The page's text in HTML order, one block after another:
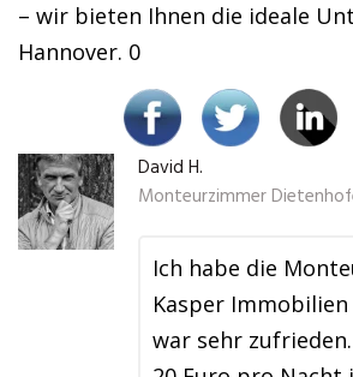
– wir bieten Ihnen die ideale
Hannover. 0
David H.
Monteurzimmer
Ich habe die
Kasper
war sehr